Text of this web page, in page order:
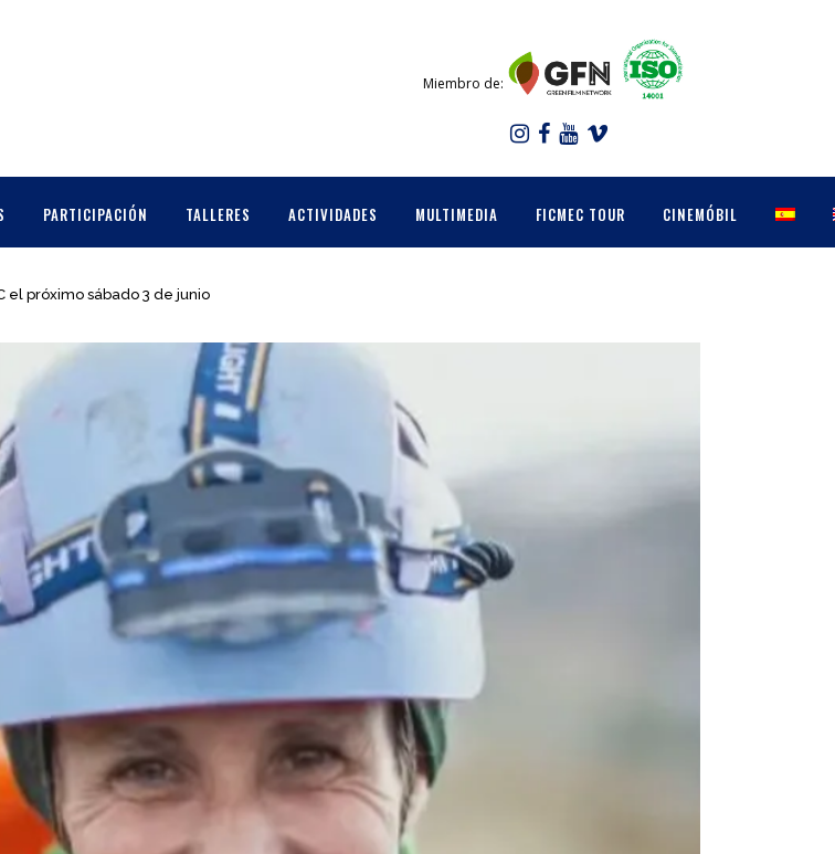
Miembro de:
PARTICIPACIÓN TALLERES ACTIVIDADES MULTIMEDIA FICMEC TOUR CINEMÓBIL
el próximo sábado 3 de junio